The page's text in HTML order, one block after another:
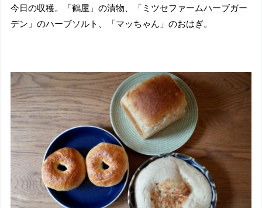
今日の収穫。「鶴屋」の漬物、「ミツセファームハーブガー
デン」のハーブソルト、「マッちゃん」のおはぎ。